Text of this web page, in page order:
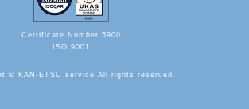
Certificate Number 5900
ISO 9001
© KAN-ETSU service All rights reserved.